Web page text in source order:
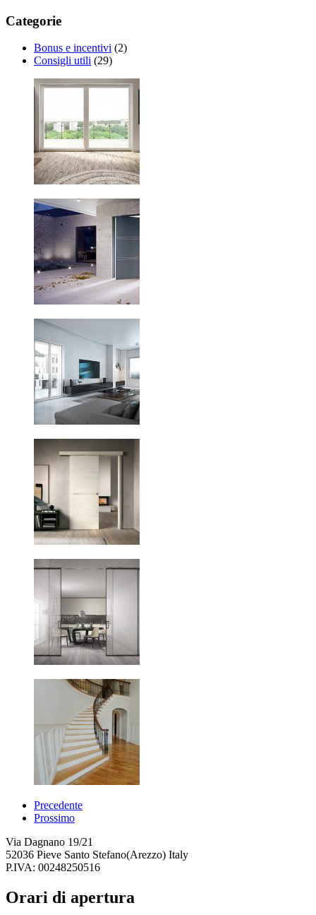
Categorie
Bonus e incentivi (2)
Consigli utili (29)
Precedente
Prossimo
Via Dagnano 19/21
52036 Pieve Santo Stefano(Arezzo) Italy
P.IVA: 00248250516
Orari di apertura